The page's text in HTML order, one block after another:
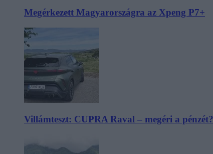
Megérkezett Magyarországra az Xpeng P7+
Villámteszt: CUPRA Raval – megéri a pénzét?